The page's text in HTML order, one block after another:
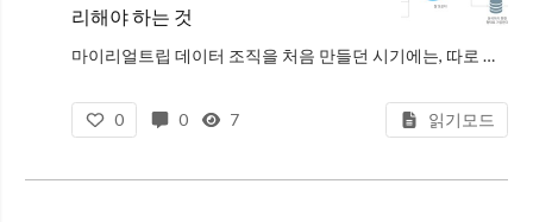
리해야 하는 것
마이리얼트립 데이터 조직을 처음 만들던 시기에는, 따로 데이터 엔지니어가 없었다. 데이터 분석 환경? 그런 게 당연히 있을 리 없었다 ㅠ 초기에는 급한대로 운영 DB에 그대로 쿼리를 날리기도 하고(지금 생각하면 무모하고도 용
0 0 7 읽기모드